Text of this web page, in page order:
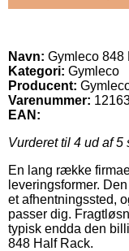
Navn: Gymleco 848
Kategori: Gymleco
Producent:
Varenummer:
EAN:
Vurderet til 4 ud af 5
En lang række
leveringsformer.
et afhentningssted,
passer dig.
typisk endda den
848 Half Rack.